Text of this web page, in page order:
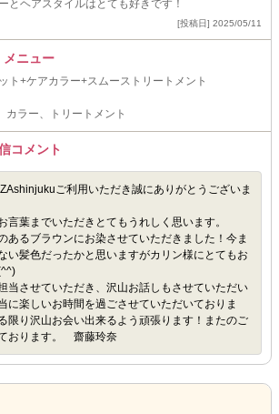
とヘアスタイルはとても好きです！
[投稿日] 2025/05/11
メニュー
ト+ケアカラー+スムーストリートメント
カラー、トリートメント
コメント
ご利用いただき誠にありがとうございま
言葉までいただきとてもうれしく思います。
あるブラウンにお染させていただきました！今ま
い髪色だったかと思いますがカリン様にとてもお
当させていただき、沢山お話しもさせていただい
に楽しいお時間を過ごさせていただいておりま
限り沢山お会い出来るよう頑張ります！またのご
おります。 齋藤玲奈